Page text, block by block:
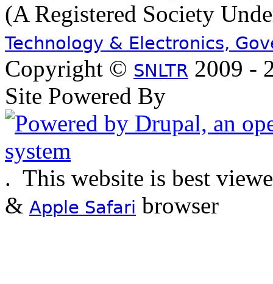
(A Registered Society
Technology & Electronics,
Copyright © SNLTR 2009 -
Site Powered By
. This website is best
& Apple Safari browser